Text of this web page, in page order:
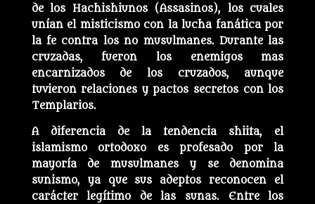
de los Hachishiunos (Assasinos), los cuales
unían el misticismo con la lucha fanática por
la fe contra los no musulmanes. Durante las
cruzadas, fueron los enemigos mas
encarnizados de los cruzados, aunque
tuvieron relaciones y pactos secretos con los
Templarios.
A diferencia de la tendencia shiita, el
islamismo ortodoxo es profesado por la
mayoría de musulmanes y se denomina
sunismo, ya que sus adeptos reconocen el
carácter legítimo de las sunas. Entre los